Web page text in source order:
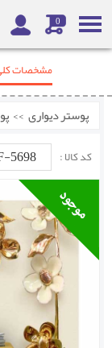
0
مشخصات
پوستر دیواری >>
کد کالا : 5698